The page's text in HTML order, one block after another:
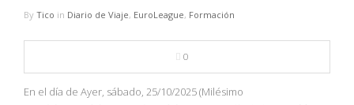
MULTIMEDIA
By Tico in Diario de Viaje, EuroLeague, Formación
0
En el día de Ayer, sábado, 25/10/2025 (Milésimo